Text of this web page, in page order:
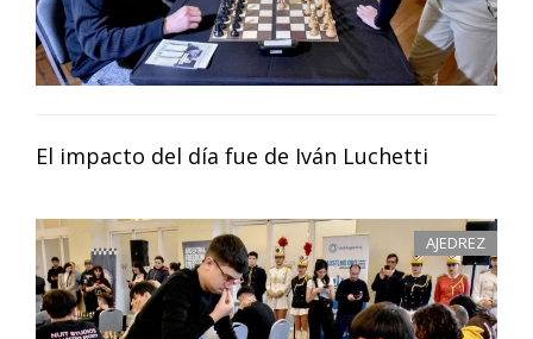
El impacto del día fue de Iván Luchetti
AJEDREZ